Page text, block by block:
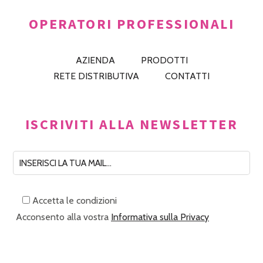
OPERATORI PROFESSIONALI
AZIENDA
PRODOTTI
RETE DISTRIBUTIVA
CONTATTI
ISCRIVITI ALLA NEWSLETTER
Accetta le condizioni
Acconsento alla vostra Informativa sulla Privacy